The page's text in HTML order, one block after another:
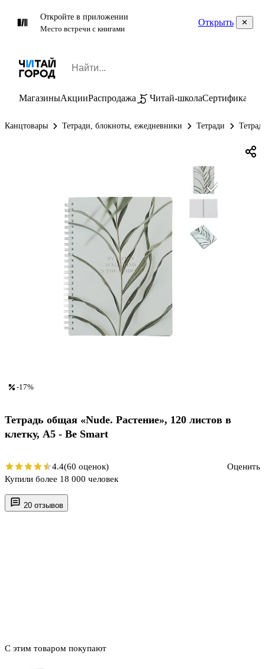
Откройте в приложении
Место встречи с книгами
Открыть
МагазиныАкцииРаспродажа Читай-школаСертификаты
Канцтовары Тетради, блокноты, ежедневники Тетради
20 отзывов
С этим товаром покупают
-17%
Тетрадь общая «Nude. Растение», 120 листов в
клетку, А5 - Be Smart
4.4(60 оценок)
Оценить
Купили более 18 000 человек